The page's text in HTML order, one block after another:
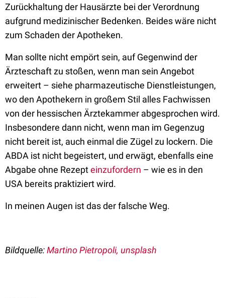
Zurückhaltung der Hausärzte bei der Verordnung
aufgrund medizinischer Bedenken. Beides wäre nicht
zum Schaden der Apotheken.
Man sollte nicht empört sein, auf Gegenwind der
Ärzteschaft zu stoßen, wenn man sein Angebot
erweitert – siehe pharmazeutische Dienstleistungen,
wo den Apothekern in großem Stil alles Fachwissen
von der hessischen Ärztekammer abgesprochen wird.
Insbesondere dann nicht, wenn man im Gegenzug
nicht bereit ist, auch einmal die Zügel zu lockern. Die
ABDA ist nicht begeistert, und erwägt, ebenfalls eine
Abgabe ohne Rezepteinzufordern – wie es in den
USA bereits praktiziert wird.
In meinen Augen ist das der falsche Weg.
Bildquelle:Martino Pietropoli, unsplash